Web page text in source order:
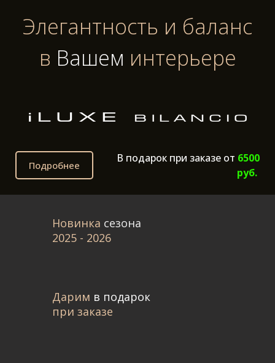
Элегантность и баланс
в Вашем интерьере
Подробнее
В подарок при заказе от 6500
руб.
Новинка сезона
2025 - 2026
Дарим в подарок
при заказе